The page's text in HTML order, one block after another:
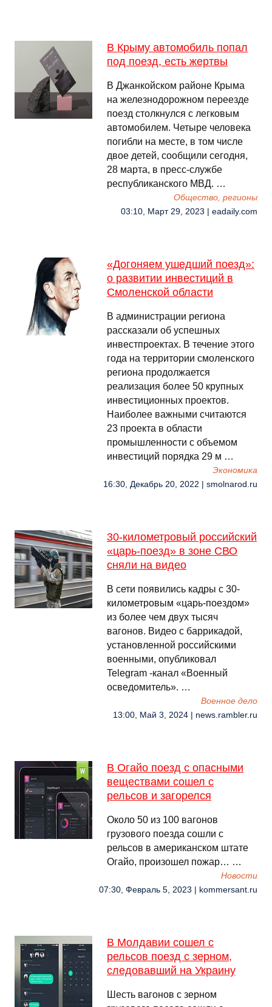
В Крыму автомобиль попал
под поезд, есть жертвы
В Джанкойском районе Крыма
на железнодорожном переезде
поезд столкнулся с легковым
автомобилем. Четыре человека
погибли на месте, в том числе
двое детей, сообщили сегодня,
28 марта, в пресс-службе
республиканского МВД. …
Общество, регионы
03:10, Март 29, 2023 | eadaily.com
«Догоняем ушедший поезд»:
о развитии инвестиций в
Смоленской области
В администрации региона
рассказали об успешных
инвестпроектах. В течение этого
года на территории смоленского
региона продолжается
реализация более 50 крупных
инвестиционных проектов.
Наиболее важными считаются
23 проекта в области
промышленности с объемом
инвестиций порядка 29 м …
Экономика
16:30, Декабрь 20, 2022 | smolnarod.ru
30-километровый российский
«царь-поезд» в зоне СВО
сняли на видео
В сети появились кадры с 30-
километровым «царь-поездом»
из более чем двух тысяч
вагонов. Видео с баррикадой,
установленной российскими
военными, опубликовал
Telegram -канал «Военный
осведомитель». …
Военное дело
13:00, Май 3, 2024 | news.rambler.ru
В Огайо поезд с опасными
веществами сошел с
рельсов и загорелся
Около 50 из 100 вагонов
грузового поезда сошли с
рельсов в американском штате
Огайо, произошел пожар… …
Новости
07:30, Февраль 5, 2023 | kommersant.ru
В Молдавии сошел с
рельсов поезд с зерном,
следовавший на Украину
Шесть вагонов с зерном